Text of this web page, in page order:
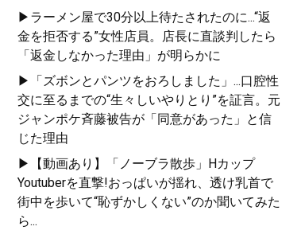
▶ラーメン屋で30分以上待たされたのに...“返
金を拒否する”女性店員。店長に直談判したら
「返金しなかった理由」が明らかに
▶「ズボンとパンツをおろしました」...口腔性
交に至るまでの“生々しいやりとり”を証言。元
ジャンポケ斉藤被告が「同意があった」と信
じた理由
▶【動画あり】「ノーブラ散歩」Hカップ
Youtuberを直撃!おっぱいが揺れ、透け乳首で
街中を歩いて“恥ずかしくない”のか聞いてみた
ら...